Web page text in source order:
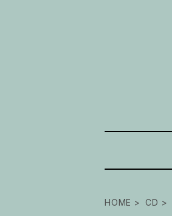
HOME CD